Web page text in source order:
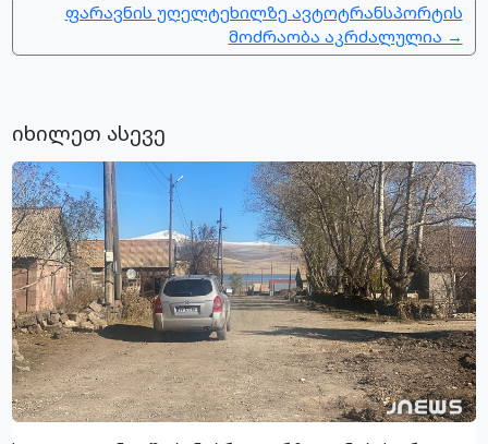
ფარავნის უღელტეხილზე ავტოტრანსპორტის
მოძრაობა აკრძალულია →
იხილეთ ასევე